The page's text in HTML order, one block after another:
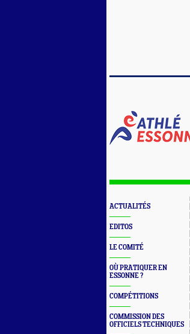
ACTUALITÉS
EDITOS
LE COMITÉ
OÙ PRATIQUER EN
ESSONNE ?
COMPÉTITIONS
COMMISSION DES
OFFICIELS TECHNIQUES